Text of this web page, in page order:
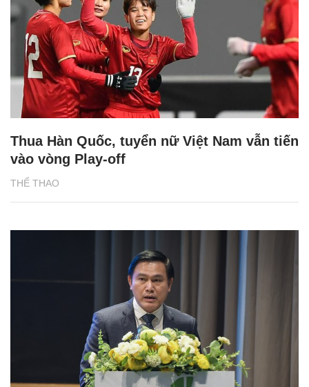
THỂ THAO
Thua Hàn Quốc, tuyển nữ Việt Nam vẫn tiến
vào vòng Play-off